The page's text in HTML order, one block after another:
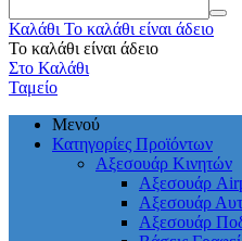
Καλάθι Το καλάθι είναι άδειο
Το καλάθι είναι άδειο
Στο Καλάθι
Ταμείο
Μενού
Κατηγορίες Προϊόντων
Αξεσουάρ Κινητών
Αξεσουάρ
Αξεσουάρ
Αξεσουάρ